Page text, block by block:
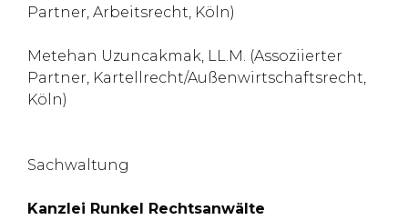
Partner, Arbeitsrecht, Köln)
Metehan Uzuncakmak, LL.M. (Assoziierter
Partner, Kartellrecht/Außenwirtschaftsrecht,
Köln)
Sachwaltung
Kanzlei Runkel Rechtsanwälte